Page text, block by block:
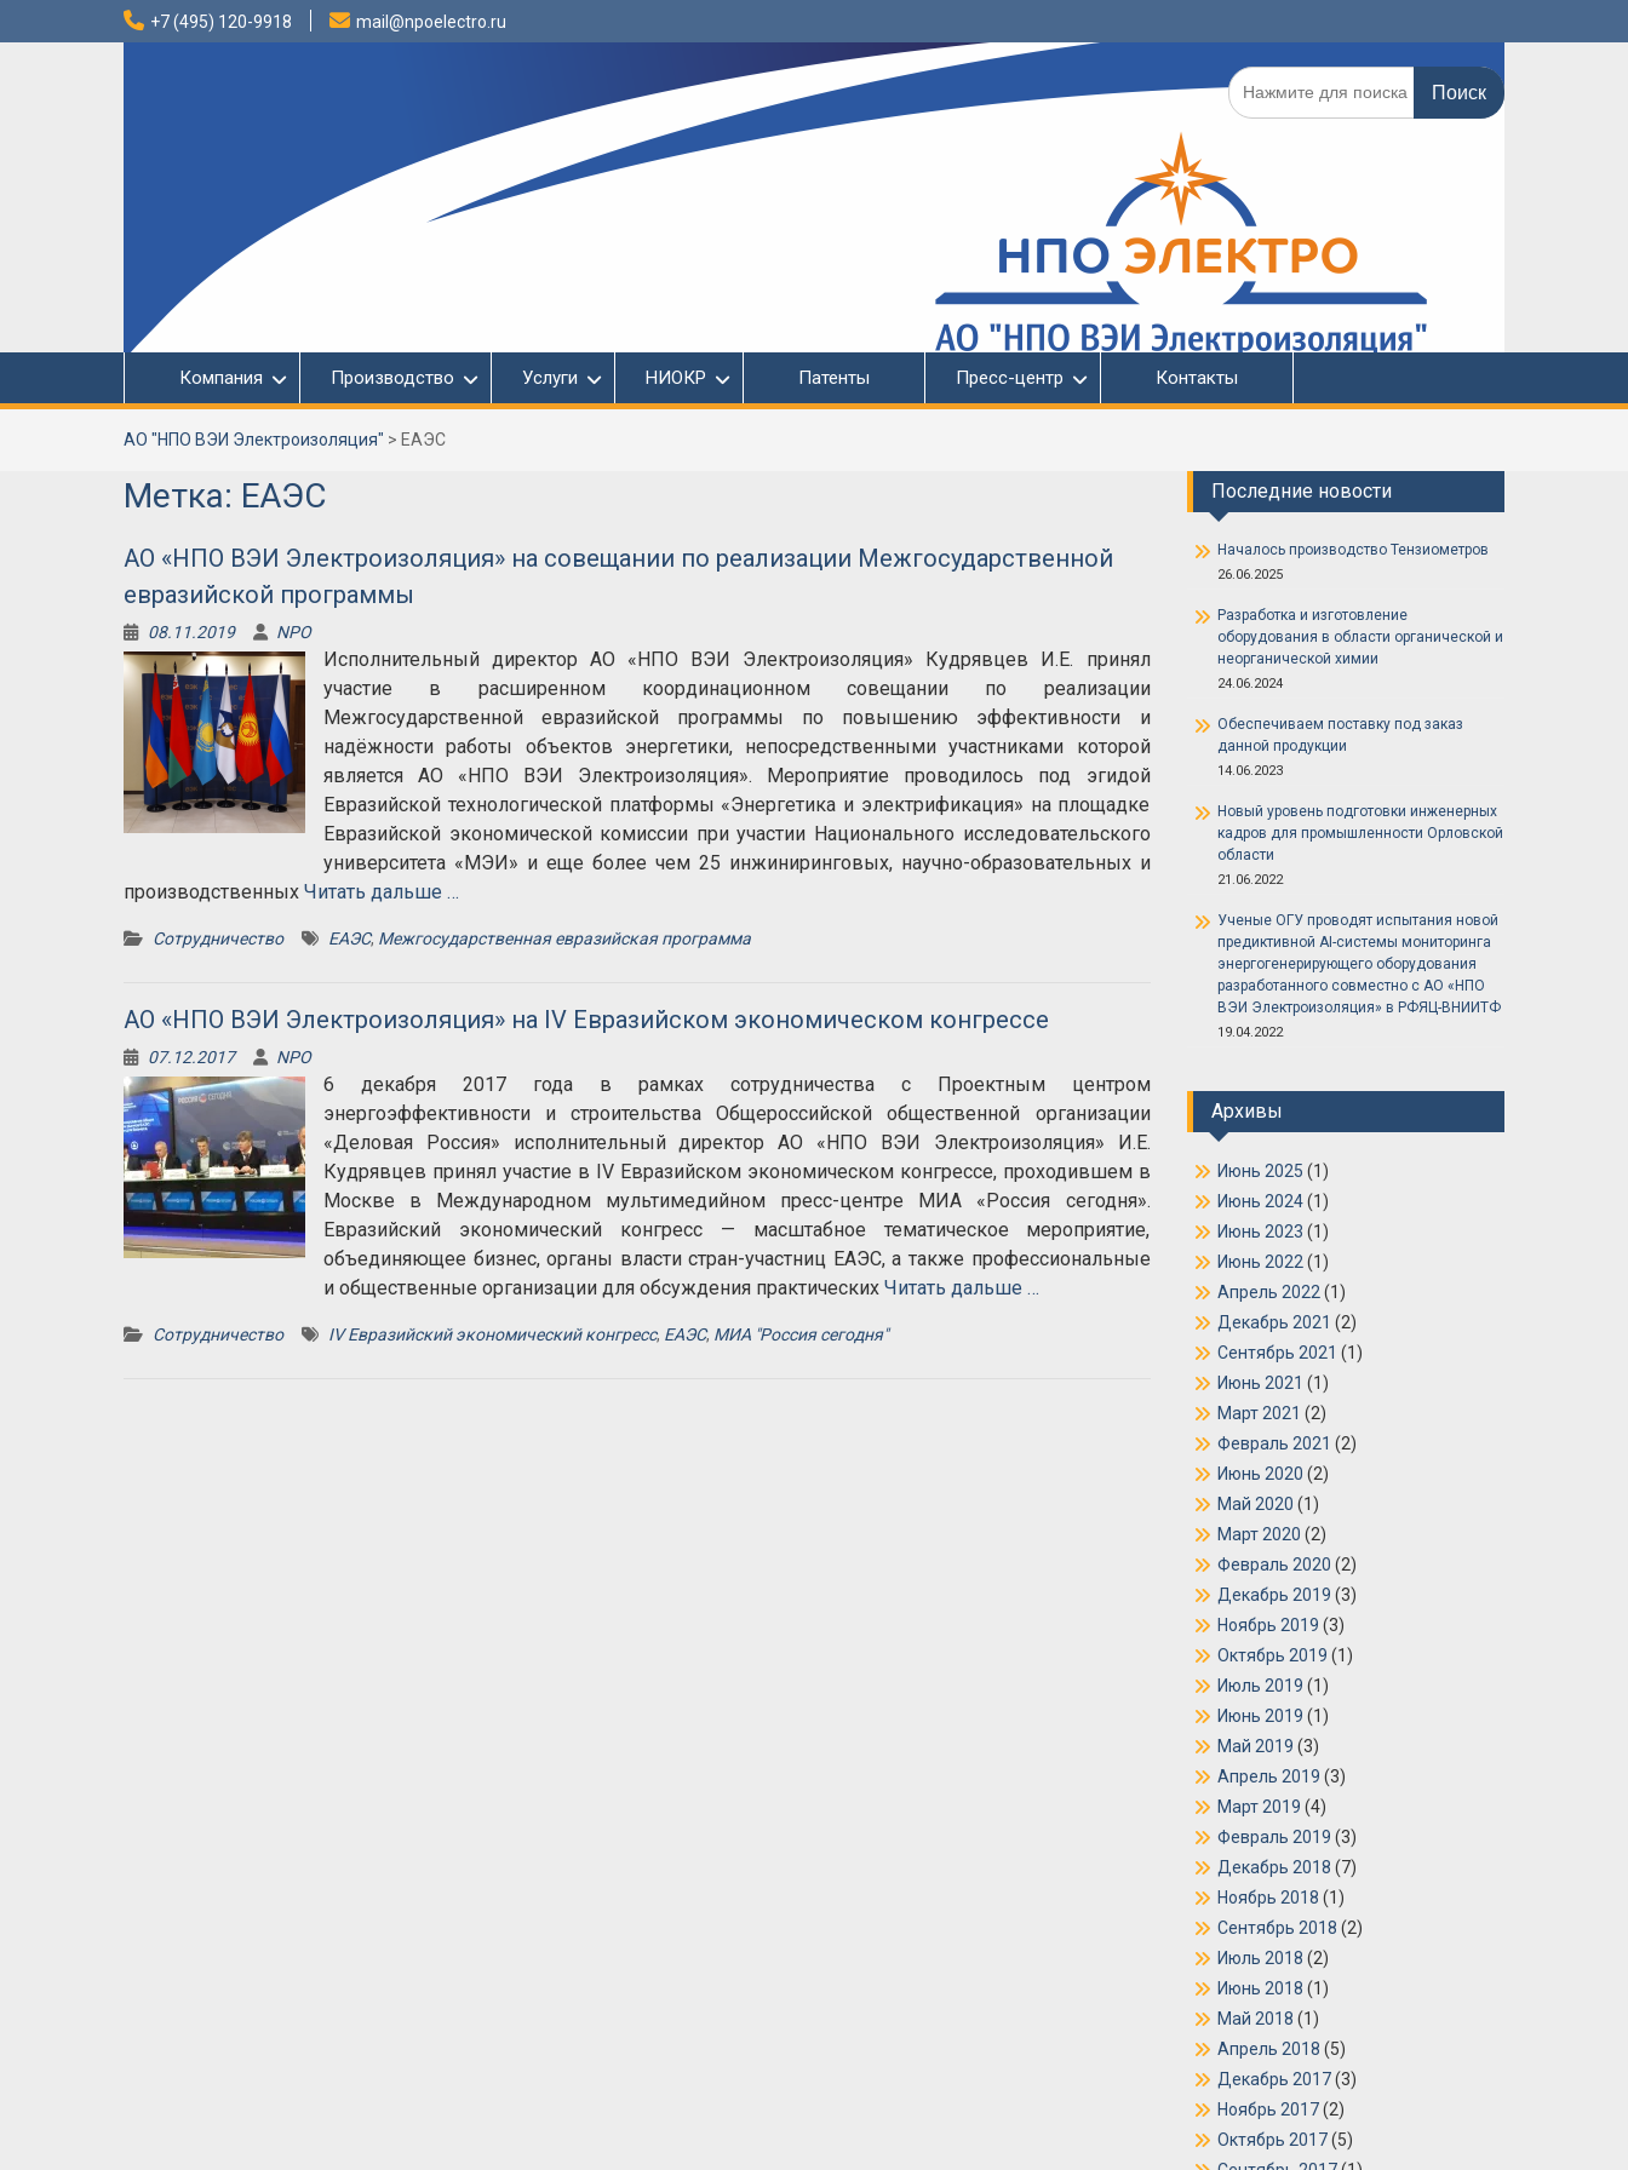
+7 (495) 120-9918 mail@npoelectro.ru
Поиск
по:
Компания Производство Услуги НИОКР Патенты Пресс-центр Контакты
АО "НПО ВЭИ Электроизоляция" > ЕАЭС
Метка: ЕАЭС
АО «НПО ВЭИ Электроизоляция» на совещании по реализации Межгосударственной
евразийской программы
08.11.2019 NPO
Исполнительный директор АО «НПО ВЭИ Электроизоляция» Кудрявцев И.Е. принял
участие в расширенном координационном совещании по реализации
Межгосударственной евразийской программы по повышению эффективности и
надёжности работы объектов энергетики, непосредственными участниками которой
является АО «НПО ВЭИ Электроизоляция». Мероприятие проводилось под эгидой
Евразийской технологической платформы «Энергетика и электрификация» на площадке
Евразийской экономической комиссии при участии Национального исследовательского
университета «МЭИ» и еще более чем 25 инжиниринговых, научно-образовательных и
производственных Читать дальше …
Сотрудничество ЕАЭС, Межгосударственная евразийская программа
АО «НПО ВЭИ Электроизоляция» на IV Евразийском экономическом конгрессе
07.12.2017 NPO
6 декабря 2017 года в рамках сотрудничества с Проектным центром
энергоэффективности и строительства Общероссийской общественной организации
«Деловая Россия» исполнительный директор АО «НПО ВЭИ Электроизоляция» И.Е.
Кудрявцев принял участие в IV Евразийском экономическом конгрессе, проходившем в
Москве в Международном мультимедийном пресс-центре МИА «Россия сегодня».
Евразийский экономический конгресс — масштабное тематическое мероприятие,
объединяющее бизнес, органы власти стран-участниц ЕАЭС, а также профессиональные
и общественные организации для обсуждения практических Читать дальше …
Сотрудничество IV Евразийский экономический конгресс, ЕАЭС, МИА "Россия сегодня"
Последние новости
Началось производство Тензиометров
26.06.2025
Разработка и изготовление
оборудования в области органической и
неорганической химии
24.06.2024
Обеспечиваем поставку под заказ
данной продукции
14.06.2023
Новый уровень подготовки инженерных
кадров для промышленности Орловской
области
21.06.2022
Ученые ОГУ проводят испытания новой
предиктивной AI-системы мониторинга
энергогенерирующего оборудования
разработанного совместно с АО «НПО
ВЭИ Электроизоляция» в РФЯЦ-ВНИИТФ
19.04.2022
Архивы
Июнь 2025 (1)
Июнь 2024(1)
Июнь 2023 (1)
Июнь 2022 (1)
Апрель 2022 (1)
Декабрь 2021 (2)
Сентябрь 2021 (1)
Июнь 2021 (1)
Март 2021 (2)
Февраль 2021 (2)
Июнь 2020 (2)
Май 2020 (1)
Март 2020 (2)
Февраль 2020 (2)
Декабрь 2019 (3)
Ноябрь 2019 (3)
Октябрь 2019 (1)
Июль 2019 (1)
Июнь 2019 (1)
Май 2019 (3)
Апрель 2019 (3)
Март 2019 (4)
Февраль 2019 (3)
Декабрь 2018 (7)
Ноябрь 2018 (1)
Сентябрь 2018 (2)
Июль 2018 (2)
Июнь 2018 (1)
Май 2018 (1)
Апрель 2018 (5)
Декабрь 2017(3)
Ноябрь 2017(2)
Октябрь 2017(5)